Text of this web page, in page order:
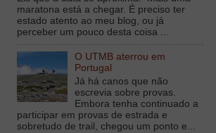
maratona está a chegar. É preciso ter
estado atento ao meu blog, ou já
perceber um pouco desta coisa ...
O UTMB aterrou em
Portugal
Já há canos que não
escrevia sobre provas.
Embora tenha continuado a
participar em provas de estrada e
sobretudo de trail, chegou um ponto e...